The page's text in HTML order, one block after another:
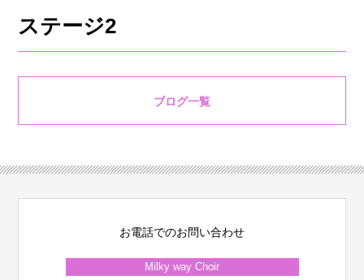
ステージ2
ブログ一覧
お電話でのお問い合わせ
Milky way Choir